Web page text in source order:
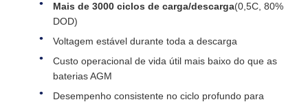
Mais de 3000 ciclos de carga/descarga(0,5C, 80%
DOD)
Voltagem estável durante toda a descarga
Custo operacional de vida útil mais baixo do que as
baterias AGM
Desempenho consistente no ciclo profundo para